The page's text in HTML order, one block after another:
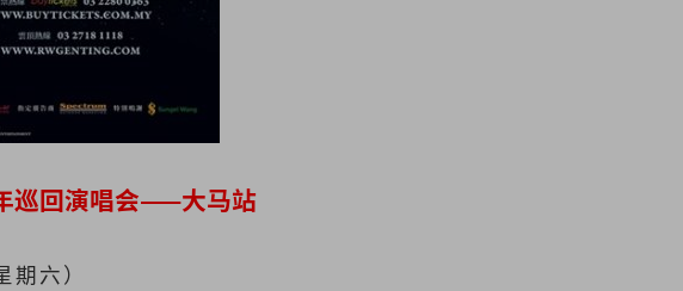
巡回演唱会——大马站
六）